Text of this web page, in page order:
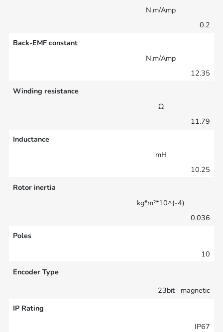
N.m/Amp
0.2
Back-EMF constant
N.m/Amp
12.35
Winding resistance
Ω
11.79
Inductance
mH
10.25
Rotor inertia
kg*m²*10^(-4)
0.036
Poles
10
Encoder Type
23bit magnetic
IP Rating
IP67